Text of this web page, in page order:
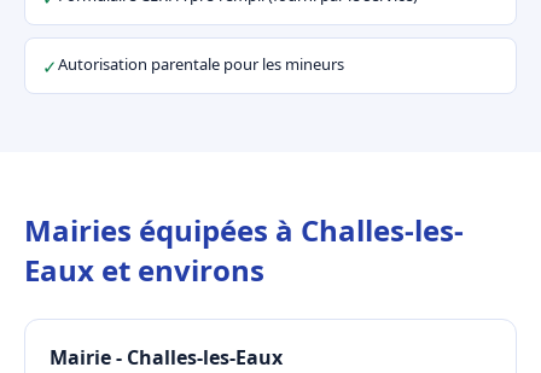
✓Autorisation parentale pour les mineurs
Mairies équipées à Challes-les-
Eaux et environs
Mairie - Challes-les-Eaux